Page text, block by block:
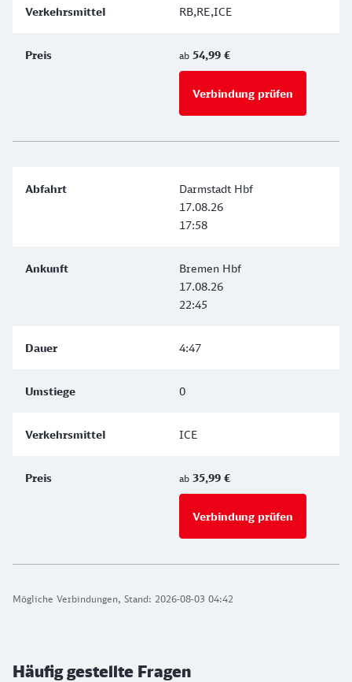
Mögliche Verbindungen, Stand: 2026-08-03 04:42
RB,RE,ICE
ab 54,99 €
Verbindung prüfen
Darmstadt Hbf
17.08.26
17:58
Bremen Hbf
17.08.26
22:45
4:47
0
ICE
ab 35,99 €
Verbindung prüfen
Häufig gestellte Fragen